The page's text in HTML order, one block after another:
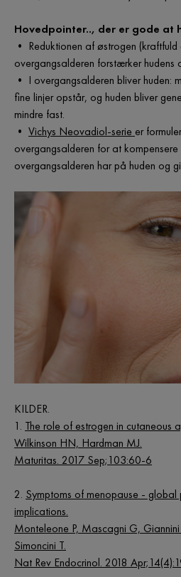
Hovedpointer.., der er gode at
• Reduktionen af østrogen
overgangsalderen forstærker hudens
• I overgangsalderen bliver huden:
fine linjer opstår, og huden bliver
mindre fast.
• Vichys Neovadiol-serie er
overgangsalderen for at
overgangsalderen har på huden og
KILDER.
1. The role of estrogen in cutaneous
Wilkinson HN, Hardman MJ.
Maturitas. 2017 Sep;103:60-6
2. Symptoms of menopause -
implications.
Monteleone P, Mascagni G,
Simoncini T.
Nat Rev Endocrinol. 2018